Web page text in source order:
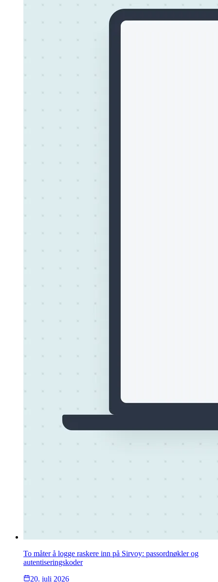
To måter å logge raskere inn på Sirvoy: passordnøkler og
autentiseringskoder
20. juli 2026